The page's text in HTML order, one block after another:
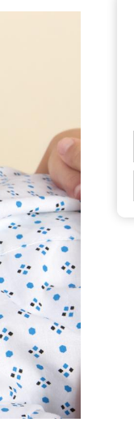
La sieste empêche-t-elle
dormir la nuit ?
: la fin du comprimé
les jours se profile-t-
enfin ?
votre ventre
t-il les premiers
jours de vos vacances ?